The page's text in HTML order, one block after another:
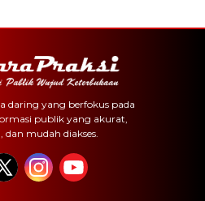
daring yang berfokus pada
publik yang akurat,
mudah diakses.